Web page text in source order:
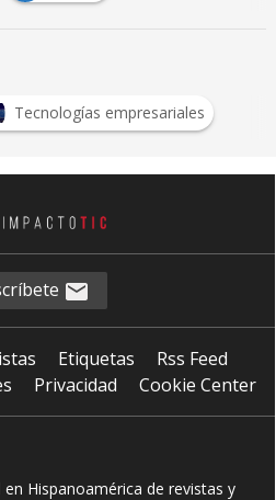
Tecnologías empresariales
Etiquetas
Rss Feed
Privacidad Cookie Center
en Hispanoamérica de revistas y